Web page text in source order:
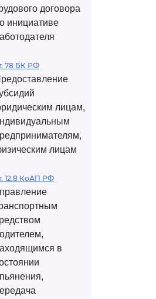
договора
инициативе
78 БК РФ
лицам,
лицам
12.8 КоАП РФ
в